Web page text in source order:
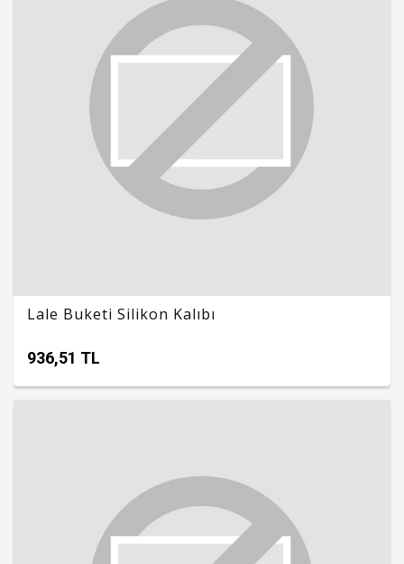
Lale Buketi Silikon Kalıbı
936,51 TL